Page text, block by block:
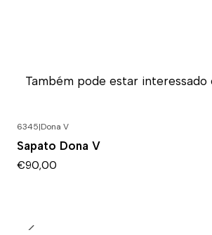
Também pode estar interessado
6345|Dona V
Sapato Dona V
€90,00